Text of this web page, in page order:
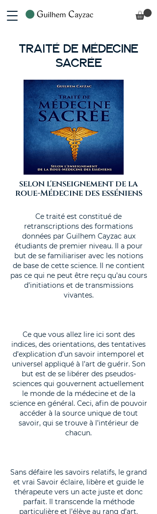
TRAITÉ DE MÉDECINE
SACRÉE
selon l'enseignement de la
roue-Médecine des esséniens
Ce traité est constitué de
retranscriptions des formations
données par Guilhem Cayzac aux
étudiants de premier niveau. Il a pour
but de se familiariser avec les notions
de base de cette science. Il ne contient
pas ce qui ne peut être reçu qu’au cours
d’initiations et de transmissions
vivantes.
Ce que vous allez lire ici sont des
indices, des orientations, des tentatives
d’explication d’un savoir intemporel et
universel appliqué à l’art de guérir. Son
but est de se libérer des pseudos-
sciences qui gouvernent actuellement
le monde de la médecine et de la
science en général. Ceci, afin de pouvoir
accéder à la source unique de tout
savoir, qui se trouve à l’intérieur de
chacun.
Sans défaire les savoirs relatifs, le grand
et vrai Savoir éclaire, libère et guide le
thérapeute vers un acte juste et donc
parfait. Il transcende la méthode
particulière et l’élève au rang d’art.